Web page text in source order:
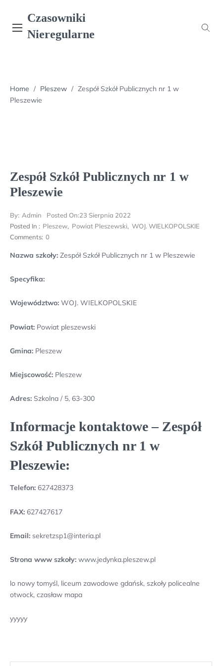
content
Czasowniki
Nieregularne
Home / Pleszew / Zespół Szkół Publicznych nr 1 w
Pleszewie
Zespół Szkół Publicznych nr 1 w
Pleszewie
By: Admin Posted On:23 Sierpnia 2022
Posted In : Pleszew, Powiat Pleszewski, WOJ. WIELKOPOLSKIE
Comments: 0
Nazwa szkoły: Zespół Szkół Publicznych nr 1 w Pleszewie
Specyfika:
Województwo: WOJ. WIELKOPOLSKIE
Powiat: Powiat pleszewski
Gmina: Pleszew
Miejscowość: Pleszew
Adres: Szkolna / 5, 63-300
Informacje kontaktowe – Zespół
Szkół Publicznych nr 1 w
Pleszewie:
Telefon: 627428373
FAX: 627427617
Email: sekretzsp1@interia.pl
Strona www szkoły: www.jedynka.pleszew.pl
lo nowy tomyśl, liceum zawodowe gdańsk, szkoły policealne
otwock, czasław mapa
yyyyy